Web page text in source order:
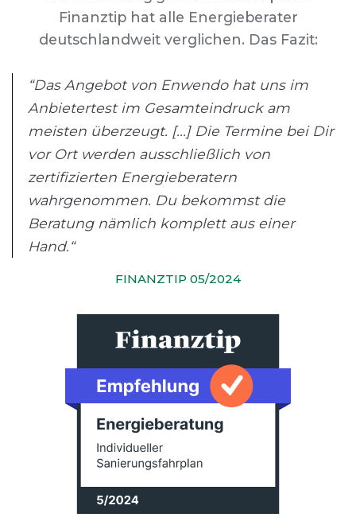
Finanztip hat alle Energieberater
deutschlandweit verglichen. Das Fazit:
“Das Angebot von Enwendo hat uns im
Anbietertest im Gesamteindruck am
meisten überzeugt. [...] Die Termine bei Dir
vor Ort werden ausschließlich von
zertifizierten Energieberatern
wahrgenommen. Du bekommst die
Beratung nämlich komplett aus einer
Hand.“
FINANZTIP 05/2024